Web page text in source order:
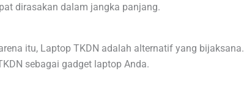
dirasakan dalam jangka panjang.
itu, Laptop TKDN adalah alternatif yang bijaksana.
sebagai gadget laptop Anda.